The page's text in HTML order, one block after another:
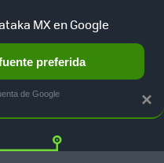
Twitter
×
MX en Google
preferida
de Google